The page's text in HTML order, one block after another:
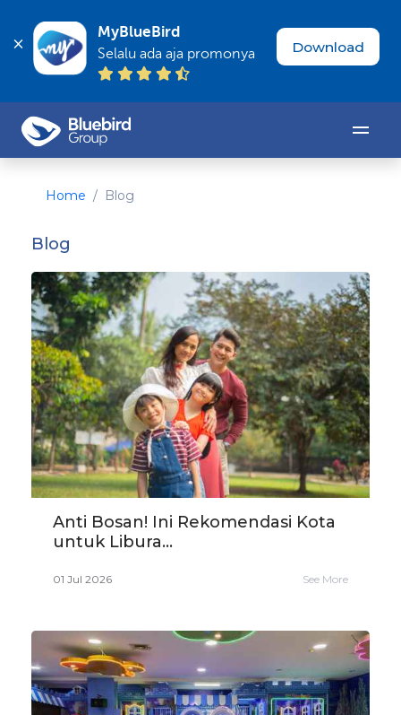
MyBlueBird
Selalu ada aja promonya Download
Home Blog
Blog
Anti Bosan! Ini Rekomendasi Kota
untuk Libura...
01 Jul 2026 See More